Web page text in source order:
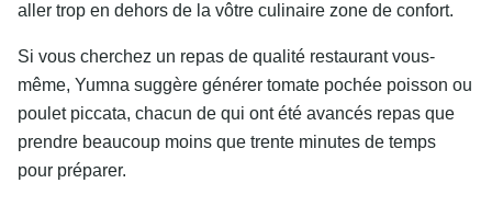
aller trop en dehors de la vôtre culinaire zone de confort.
Si vous cherchez un repas de qualité restaurant vous-
même, Yumna suggère générer tomate pochée poisson ou
poulet piccata, chacun de qui ont été avancés repas que
prendre beaucoup moins que trente minutes de temps
pour préparer.